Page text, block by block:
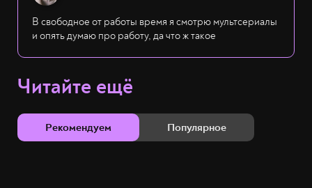
В свободное от работы время я смотрю мультсериалы
и опять думаю про работу, да что ж такое
Читайте ещё
Рекомендуем Популярное